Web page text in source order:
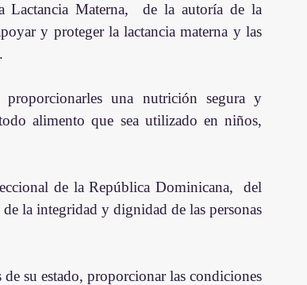
Materna,  de la autoría de la
y proteger la lactancia materna y las
una nutrición segura y
alimento que sea utilizado en niños,
de la República Dominicana,  del
la integridad y dignidad de las personas
su estado, proporcionar las condiciones